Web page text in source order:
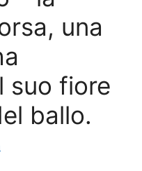
una
suo fiore
ballo.